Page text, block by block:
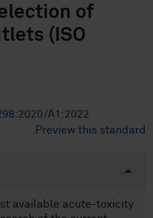
of
(ISO
A1:2022
Preview this standard
available acute-toxicity